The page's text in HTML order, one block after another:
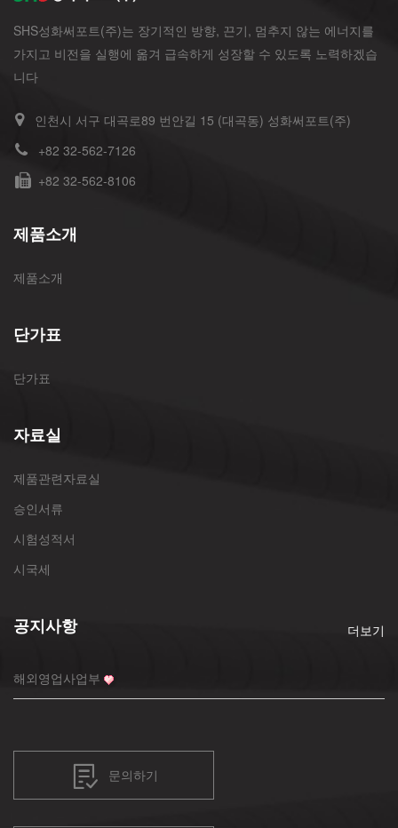
SHS성화써포트(주)는 장기적인 방향, 끈기, 멈추지 않는 에너지를
가지고 비전을 실행에 옮겨 급속하게 성장할 수 있도록 노력하겠습
니다
인천시 서구 대곡로89 번안길 15 (대곡동) 성화써포트(주)
+82 32-562-7126
+82 32-562-8106
제품소개
제품소개
단가표
단가표
자료실
제품관련자료실
승인서류
시험성적서
시국세
공지사항
해외영업사업부
더보기
문의하기